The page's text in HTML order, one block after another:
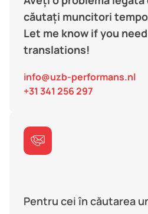
căutați muncitori
Let me know if you
translations!
info@uzb-performans.nl
+31 341 256 297
Pentru cei în căutarea